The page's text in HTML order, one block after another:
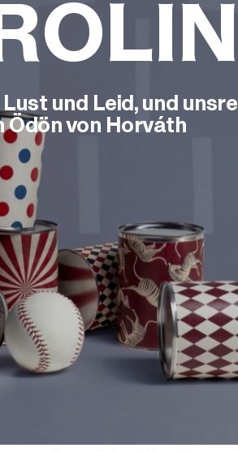
Lust und Leid, und
Ödön von Horváth